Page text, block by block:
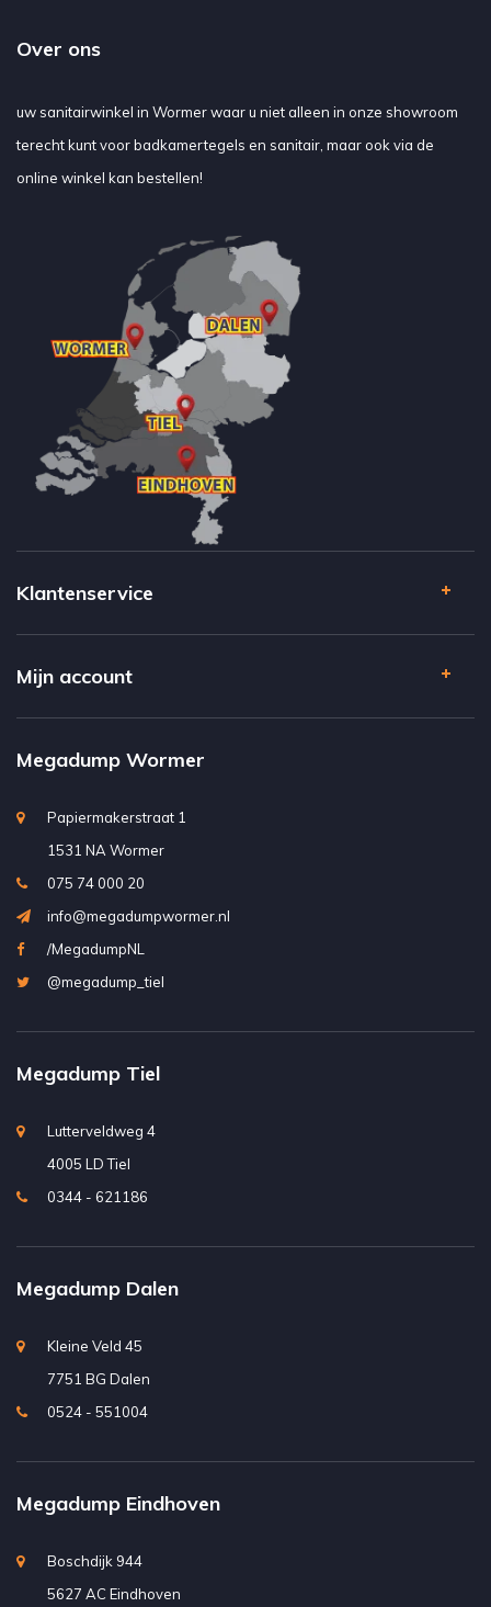
Over ons
uw sanitairwinkel in Wormer waar u niet alleen in onze showroom
terecht kunt voor badkamertegels en sanitair, maar ook via de
online winkel kan bestellen!
Klantenservice
Mijn account
Megadump Wormer
Papiermakerstraat 1
1531 NA Wormer
075 74 000 20
info@megadumpwormer.nl
/MegadumpNL
@megadump_tiel
Megadump Tiel
Lutterveldweg 4
4005 LD Tiel
0344 - 621186
Megadump Dalen
Kleine Veld 45
7751 BG Dalen
0524 - 551004
Megadump Eindhoven
Boschdijk 944
5627 AC Eindhoven